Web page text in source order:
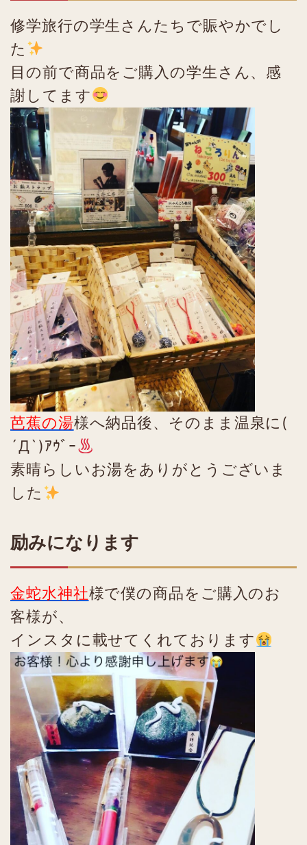
修学旅行の学生さんたちで賑やかでし
た
目の前で商品をご購入の学生さん、感
謝してます
芭蕉の湯様へ納品後、そのまま温泉に(
´Д`)ｱｳﾞｰ
素晴らしいお湯をありがとうございま
した
励みになります
金蛇水神社様で僕の商品をご購入のお
客様が、
インスタに載せてくれております